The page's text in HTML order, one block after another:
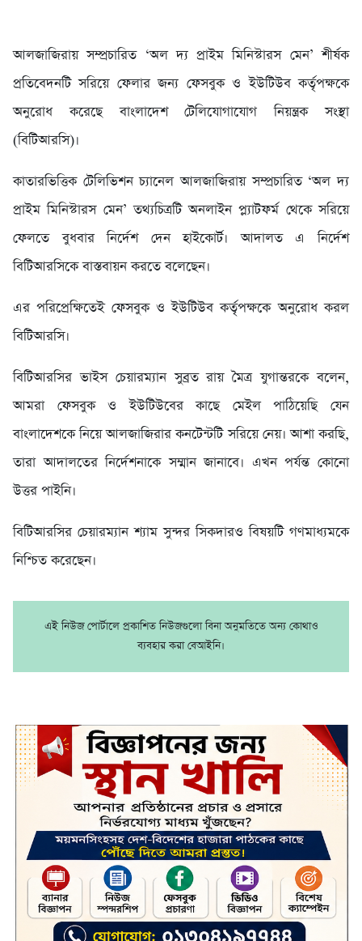
আলজাজিরায় সম্প্রচারিত ‘অল দ্য প্রাইম মিনিস্টারস মেন’ শীর্ষক
প্রতিবেদনটি সরিয়ে ফেলার জন্য ফেসবুক ও ইউটিউব কর্তৃপক্ষকে
অনুরোধ করেছে বাংলাদেশ টেলিযোগাযোগ নিয়ন্ত্রক সংস্থা
(বিটিআরসি)।
কাতারভিত্তিক টেলিভিশন চ্যানেল আলজাজিরায় সম্প্রচারিত ‘অল দ্য
প্রাইম মিনিস্টারস মেন’ তথ্যচিত্রটি অনলাইন প্ল্যাটফর্ম থেকে সরিয়ে
ফেলতে বুধবার নির্দেশ দেন হাইকোর্ট। আদালত এ নির্দেশ
বিটিআরসিকে বাস্তবায়ন করতে বলেছেন।
এর পরিপ্রেক্ষিতেই ফেসবুক ও ইউটিউব কর্তৃপক্ষকে অনুরোধ করল
বিটিআরসি।
বিটিআরসির ভাইস চেয়ারম্যান সুব্রত রায় মৈত্র যুগান্তরকে বলেন,
আমরা ফেসবুক ও ইউটিউবের কাছে মেইল পাঠিয়েছি যেন
বাংলাদেশকে নিয়ে আলজাজিরার কনটেন্টটি সরিয়ে নেয়। আশা করছি,
তারা আদালতের নির্দেশনাকে সম্মান জানাবে। এখন পর্যন্ত কোনো
উত্তর পাইনি।
বিটিআরসির চেয়ারম্যান শ্যাম সুন্দর সিকদারও বিষয়টি গণমাধ্যমকে
নিশ্চিত করেছেন।
এই নিউজ পোর্টালে প্রকাশিত নিউজগুলো বিনা অনুমতিতে অন্য কোথাও
ব্যবহার করা বেআইনি।